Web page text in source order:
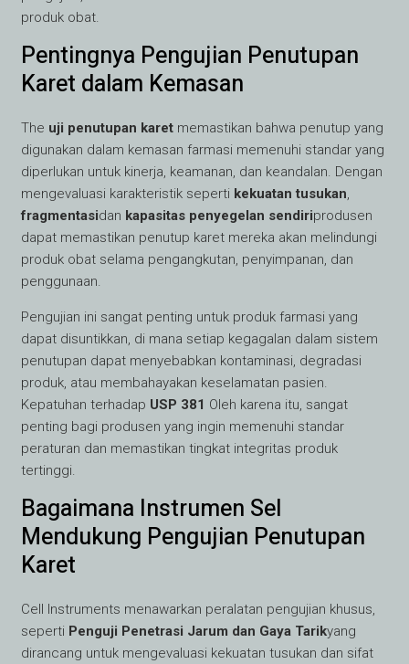
produk obat.
Pentingnya Pengujian Penutupan
Karet dalam Kemasan
The uji penutupan karet memastikan bahwa penutup yang
digunakan dalam kemasan farmasi memenuhi standar yang
diperlukan untuk kinerja, keamanan, dan keandalan. Dengan
mengevaluasi karakteristik seperti kekuatan tusukan,
fragmentasidan kapasitas penyegelan sendiriprodusen
dapat memastikan penutup karet mereka akan melindungi
produk obat selama pengangkutan, penyimpanan, dan
penggunaan.
Pengujian ini sangat penting untuk produk farmasi yang
dapat disuntikkan, di mana setiap kegagalan dalam sistem
penutupan dapat menyebabkan kontaminasi, degradasi
produk, atau membahayakan keselamatan pasien.
Kepatuhan terhadap USP 381 Oleh karena itu, sangat
penting bagi produsen yang ingin memenuhi standar
peraturan dan memastikan tingkat integritas produk
tertinggi.
Bagaimana Instrumen Sel
Mendukung Pengujian Penutupan
Karet
Cell Instruments menawarkan peralatan pengujian khusus,
seperti Penguji Penetrasi Jarum dan Gaya Tarikyang
dirancang untuk mengevaluasi kekuatan tusukan dan sifat